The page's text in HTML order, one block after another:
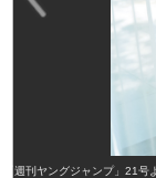
「週刊ヤングジャンプ」21